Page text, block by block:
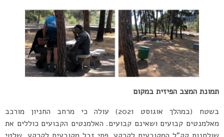
תמונת המצב הפיזית במקום
בשטח (במהלך אוגוסט 2021) עולה כי מרחב החניון מורכב
מאלמנטים קבועים ושאינם קבועים. האלמנטים הקבועים כוללים את